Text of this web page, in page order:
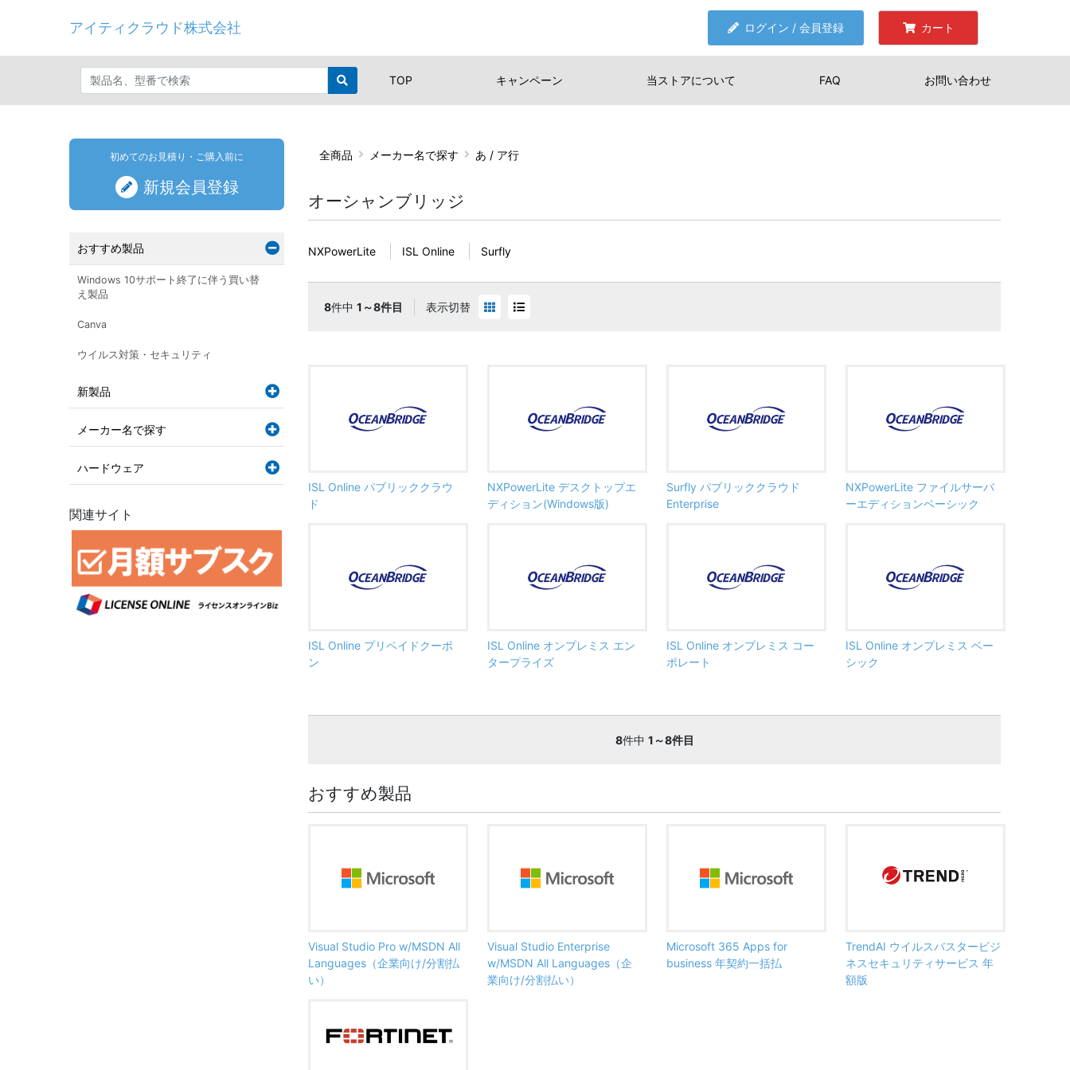
アイティクラウド株式会社 ログイン / 会員登録 カート
TOP キャンペーン 当ストアについて FAQ お問い合わせ
全商品 メーカー名で探す あ / ア行
オーシャンブリッジ
NXPowerLite ISL Online Surfly
8件中 1～8件目 表示切替
ISL Online パブリッククラウ
ド
NXPowerLite デスクトップエ
ディション(Windows版)
Surfly パブリッククラウド
Enterprise
NXPowerLite ファイルサーバ
ーエディションベーシック
ISL Online プリペイドクーポ
ン
ISL Online オンプレミス エン
タープライズ
ISL Online オンプレミス コー
ポレート
ISL Online オンプレミス ベー
シック
8件中 1～8件目
おすすめ製品
Visual Studio Pro w/MSDN All
Languages（企業向け/分割払
い）
Visual Studio Enterprise
w/MSDN All Languages（企
業向け/分割払い）
Microsoft 365 Apps for
business 年契約一括払
TrendAI ウイルスバスタービジ
ネスセキュリティサービス 年
額版
初めてのお見積り・ご購入前に
新規会員登録
おすすめ製品
Windows 10サポート終了に伴う買い替
え製品
Canva
ウイルス対策・セキュリティ
新製品
メーカー名で探す
ハードウェア
関連サイト